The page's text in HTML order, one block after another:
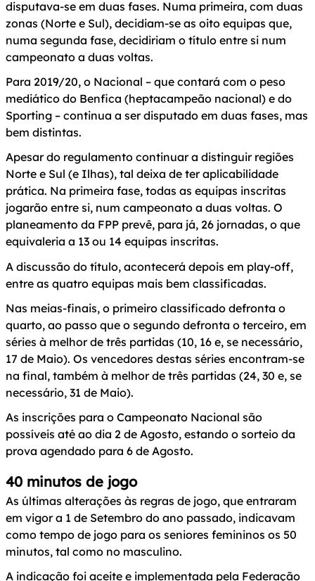
disputava-se em duas fases. Numa primeira, com duas
zonas (Norte e Sul), decidiam-se as oito equipas que,
numa segunda fase, decidiriam o título entre si num
campeonato a duas voltas.
Para 2019/20, o Nacional – que contará com o peso
mediático do Benfica (heptacampeão nacional) e do
Sporting – continua a ser disputado em duas fases, mas
bem distintas.
Apesar do regulamento continuar a distinguir regiões
Norte e Sul (e Ilhas), tal deixa de ter aplicabilidade
prática. Na primeira fase, todas as equipas inscritas
jogarão entre si, num campeonato a duas voltas. O
planeamento da FPP prevê, para já, 26 jornadas, o que
equivaleria a 13 ou 14 equipas inscritas.
A discussão do título, acontecerá depois em play-off,
entre as quatro equipas mais bem classificadas.
Nas meias-finais, o primeiro classificado defronta o
quarto, ao passo que o segundo defronta o terceiro, em
séries à melhor de três partidas (10, 16 e, se necessário,
17 de Maio). Os vencedores destas séries encontram-se
na final, também à melhor de três partidas (24, 30 e, se
necessário, 31 de Maio).
As inscrições para o Campeonato Nacional são
possíveis até ao dia 2 de Agosto, estando o sorteio da
prova agendado para 6 de Agosto.
40 minutos de jogo
As últimas alterações às regras de jogo, que entraram
em vigor a 1 de Setembro do ano passado, indicavam
como tempo de jogo para os seniores femininos os 50
minutos, tal como no masculino.
A indicação foi aceite e implementada pela Federação